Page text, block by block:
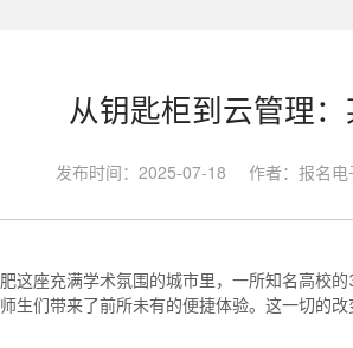
广东省居民身份证照片回执
专属小程序 |个人版|机构版
将彩色图片转换为黑白、灰度，模
从钥匙柜到云管理
发布时间：2025-07-18 作者：报名
这座充满学术氛围的城市里，一所知名高校
生们带来了前所未有的便捷体验。这一切的